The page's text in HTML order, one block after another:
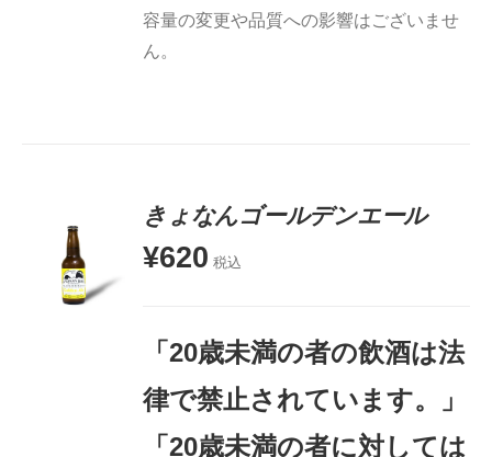
容量の変更や品質への影響はございませ
ん。
お買い物
カゴに追
きょなんゴールデンエール
¥620 税込
「20歳未満の者の飲酒は法
律で禁止されています。」
「20歳未満の者に対しては